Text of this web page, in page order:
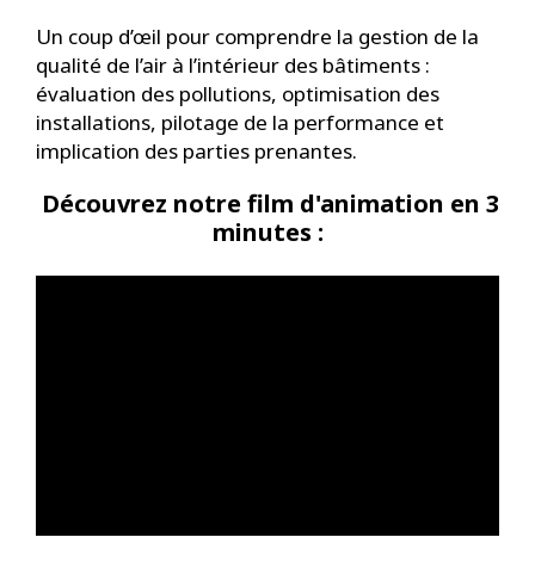
Un coup d’œil pour comprendre la gestion de la
qualité de l’air à l’intérieur des bâtiments :
évaluation des pollutions, optimisation des
installations, pilotage de la performance et
implication des parties prenantes.
Découvrez notre film d'animation en 3
minutes :